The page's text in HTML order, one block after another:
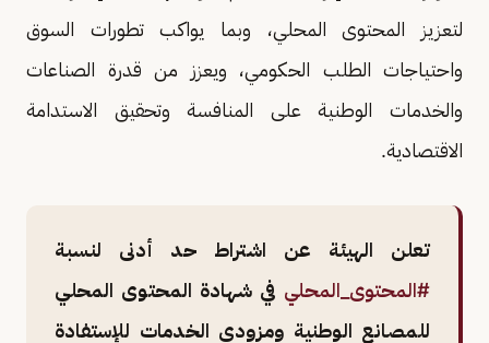
لتعزيز المحتوى المحلي، وبما يواكب تطورات السوق
واحتياجات الطلب الحكومي، ويعزز من قدرة الصناعات
والخدمات الوطنية على المنافسة وتحقيق الاستدامة
الاقتصادية.
تعلن الهيئة عن اشتراط حد أدنى لنسبة
#المحتوى_المحلي في شهادة المحتوى المحلي
للمصانع الوطنية ومزودي الخدمات للإستفادة